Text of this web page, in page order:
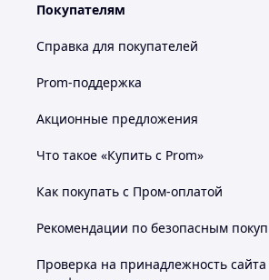
Инструкция по применению
Отклеить скотч который
цветной дым с огнем);
*Запрещается:
Направлять
Наклонятся над шашкой в
Использовать в закрытых
Почему
Покупателям
Справка для покупателей
Prom-поддержка
Акционные предложения
Что такое «Купить с Prom»
Как покупать с Пром-оплатой
Рекомендации по безопасным
Проверка на принадлежность сайта